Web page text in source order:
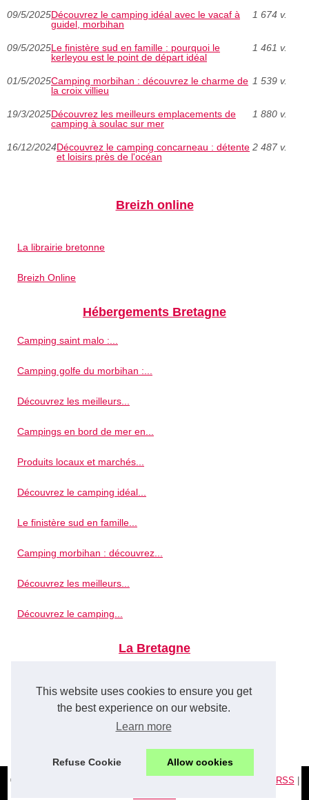
This website uses cookies to ensure you get
the best experience on our website.
Learn more
Refuse Cookie Allow cookies
09/5/2025Découvrez le camping idéal avec le vacaf à
guidel, morbihan
1 674 v.
09/5/2025Le finistère sud en famille : pourquoi le
kerleyou est le point de départ idéal
1 461 v.
01/5/2025Camping morbihan : découvrez le charme de
la croix villieu
1 539 v.
19/3/2025Découvrez les meilleurs emplacements de
camping à soulac sur mer
1 880 v.
16/12/2024Découvrez le camping concarneau : détente
et loisirs près de l'océan
2 487 v.
Breizh online
La librairie bretonne
Breizh Online
Hébergements Bretagne
Camping saint malo :...
Camping golfe du morbihan :...
Découvrez les meilleurs...
Campings en bord de mer en...
Produits locaux et marchés...
Découvrez le camping idéal...
Le finistère sud en famille...
Camping morbihan : découvrez...
Découvrez les meilleurs...
Découvrez le camping...
La Bretagne
Les plus beaux spots pour...
© 2026 RSS